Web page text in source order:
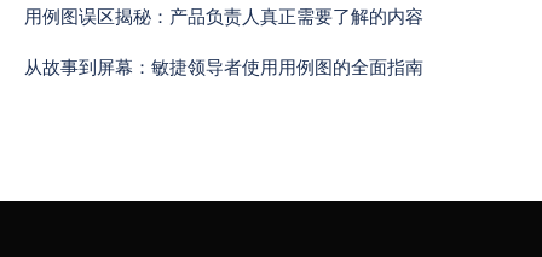
用例图误区揭秘：产品负责人真正需要了解的内容
从故事到屏幕：敏捷领导者使用用例图的全面指南